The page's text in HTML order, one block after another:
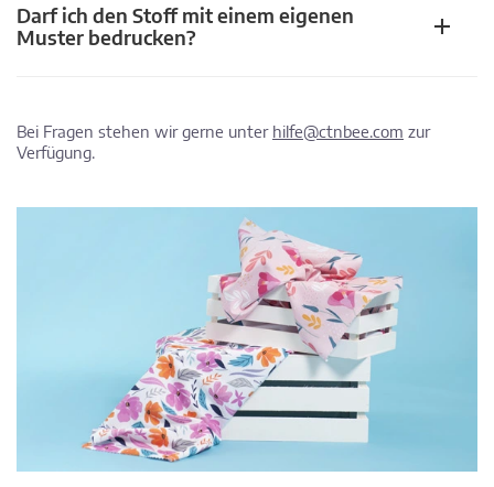
Darf ich den Stoff mit einem eigenen
Muster bedrucken?
Bei Fragen stehen wir gerne unter hilfe@ctnbee.com zur
Verfügung.